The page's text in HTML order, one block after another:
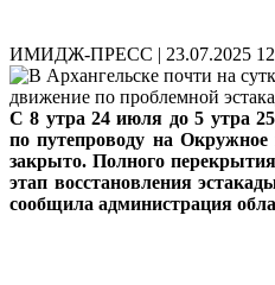
ИМИДЖ-ПРЕСС | 23.07.2025
С 8 утра 24 июля до 5 утра
по путепроводу на Окружное
закрыто. Полного
этап восстановления
сообщила администрация